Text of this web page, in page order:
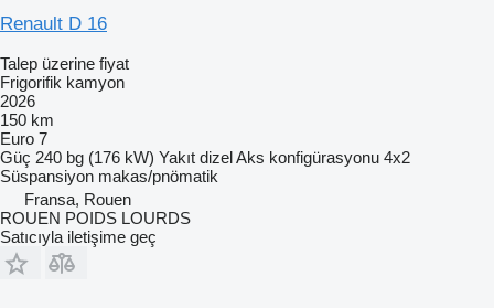
Renault D 16
Talep üzerine fiyat
Frigorifik kamyon
2026
150 km
Euro 7
Güç 240 bg (176 kW) Yakıt dizelAks konfigürasyonu 4x2
Süspansiyon makas/pnömatik
Fransa, Rouen
ROUEN POIDS LOURDS
Satıcıyla iletişime geç